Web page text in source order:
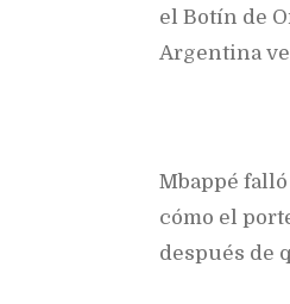
el Botín de
Argentina
Mbappé
cómo el
después de